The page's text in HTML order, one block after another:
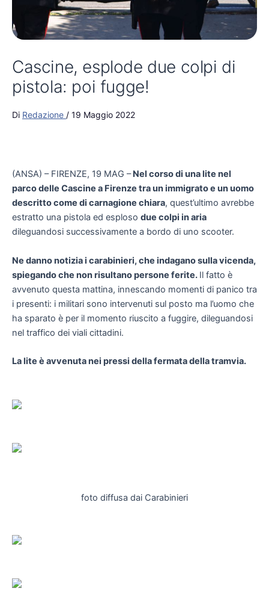
Cascine, esplode due colpi di
pistola: poi fugge!
Di Redazione / 19 Maggio 2022
(ANSA) – FIRENZE, 19 MAG –Nel corso di una lite nel
parco delle Cascine a Firenze tra un immigrato e un uomo
descritto come di carnagione chiara, quest’ultimo avrebbe
estratto una pistola ed esploso due colpi in aria
dileguandosi successivamente a bordo di uno scooter.
Ne danno notizia i carabinieri, che indagano sulla vicenda,
spiegando che non risultano persone ferite. Il fatto è
avvenuto questa mattina, innescando momenti di panico tra
i presenti: i militari sono intervenuti sul posto ma l’uomo che
ha sparato è per il momento riuscito a fuggire, dileguandosi
nel traffico dei viali cittadini.
La lite è avvenuta nei pressi della fermata della tramvia.
foto diffusa dai Carabinieri